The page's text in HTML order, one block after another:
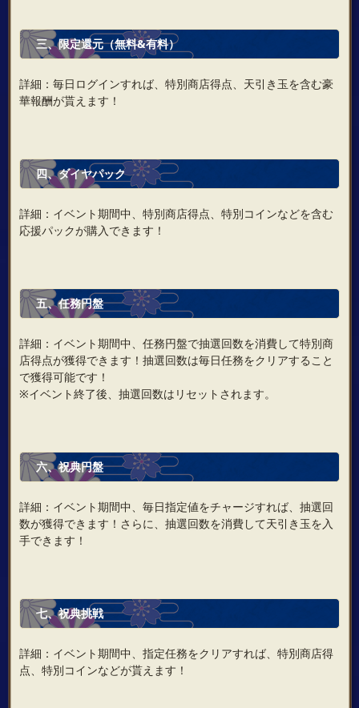
三、限定還元（無料&有料）
詳細：毎日ログインすれば、特別商店得点、天引き玉を含む豪
華報酬が貰えます！
四、ダイヤパック
詳細：イベント期間中、特別商店得点、特別コインなどを含む
応援パックが購入できます！
五、任務円盤
詳細：イベント期間中、任務円盤で抽選回数を消費して特別商
店得点が獲得できます！抽選回数は毎日任務をクリアすること
で獲得可能です！
※イベント終了後、抽選回数はリセットされます。
六、祝典円盤
詳細：イベント期間中、毎日指定値をチャージすれば、抽選回
数が獲得できます！さらに、抽選回数を消費して天引き玉を入
手できます！
七、祝典挑戦
詳細：イベント期間中、指定任務をクリアすれば、特別商店得
点、特別コインなどが貰えます！